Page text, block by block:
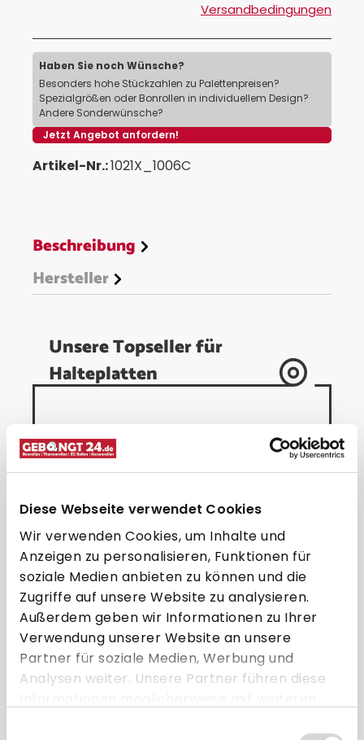
Diese Webseite verwendet Cookies
Wir verwenden Cookies, um Inhalte und
Anzeigen zu personalisieren, Funktionen für
soziale Medien anbieten zu können und die
Zugriffe auf unsere Website zu analysieren.
Außerdem geben wir Informationen zu Ihrer
Verwendung unserer Website an unsere
Partner für soziale Medien, Werbung und
Analysen weiter. Unsere Partner führen diese
Versandbedingungen
Haben Sie noch Wünsche?
Besonders hohe Stückzahlen zu Palettenpreisen?
Spezialgrößen oder Bonrollen in individuellem Design?
Andere Sonderwünsche?
Jetzt Angebot anfordern!
Artikel-Nr.:1021X_1006C
Beschreibung
Hersteller
Unsere Topseller für
Halteplatten
SpacePole Höhenverstellung für
EC-Geräte + Standfuß &
geneigtem Schwenkarm
194,95 € * pro Stück